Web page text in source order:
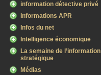
information détective privé
Informations APR
Infos du net
Intelligence économique
La semaine de l’information
stratégique
Médias